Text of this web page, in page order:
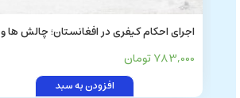
اجرای احکام کیفری در افغانستان؛ چالش ها و
راهکارها
783,000 تومان
افزودن به سبد